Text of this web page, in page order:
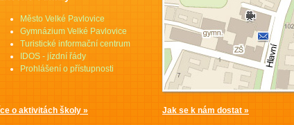
Město Velké Pavlovice
Gymnázium Velké Pavlovice
Turistické informační centrum
IDOS - jízdní řády
Prohlášení o přístupnosti
o aktivitách školy » Jak se k nám dostat »